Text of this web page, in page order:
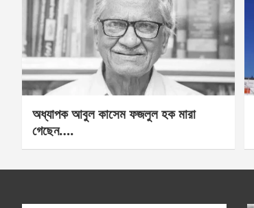
অধ্যাপক আবুল কাসেম ফজলুল হক মারা
গেছেন….